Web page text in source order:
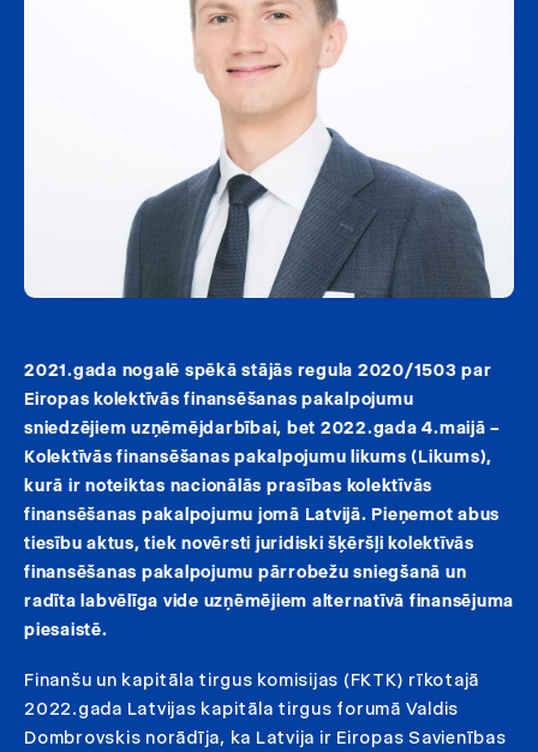
2021.gada nogalē spēkā stājās regula 2020/1503 par
Eiropas kolektīvās finansēšanas pakalpojumu
sniedzējiem uzņēmējdarbībai, bet 2022.gada 4.maijā –
Kolektīvās finansēšanas pakalpojumu likums (Likums),
kurā ir noteiktas nacionālās prasības kolektīvās
finansēšanas pakalpojumu jomā Latvijā. Pieņemot abus
tiesību aktus, tiek novērsti juridiski šķēršļi kolektīvās
finansēšanas pakalpojumu pārrobežu sniegšanā un
radīta labvēlīga vide uzņēmējiem alternatīvā finansējuma
piesaistē.
Finanšu un kapitāla tirgus komisijas (FKTK) rīkotajā
2022.gada Latvijas kapitāla tirgus forumā Valdis
Dombrovskis norādīja, ka Latvija ir Eiropas Savienības